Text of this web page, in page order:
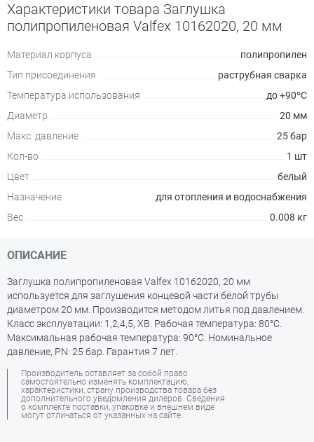
Характеристики товара Заглушка
полипропиленовая Valfex 10162020, 20 мм
Материал корпуса
полипропилен
Тип присоединения
раструбная сварка
Температура использования
до +90ºC
Диаметр
20 мм
Макс. давление
25 бар
Кол-во
1 шт
Цвет
белый
Назначение
для отопления и водоснабжения
Вес
0.008 кг
ОПИСАНИЕ
Заглушка полипропиленовая Valfex 10162020, 20 мм
используется для заглушения концевой части белой трубы
диаметром 20 мм. Производится методом литья под давлением.
Класс эксплуатации: 1,2,4,5, ХВ. Рабочая температура: 80°С.
Максимальная рабочая температура: 90°С. Номинальное
давление, PN: 25 бар. Гарантия 7 лет.
Производитель оставляет за собой право
самостоятельно изменять комплектацию,
характеристики, страну производства товара без
дополнительного уведомления дилеров. Сведения
о комплекте поставки, упаковке и внешнем виде
могут отличаться от указанных на сайте.